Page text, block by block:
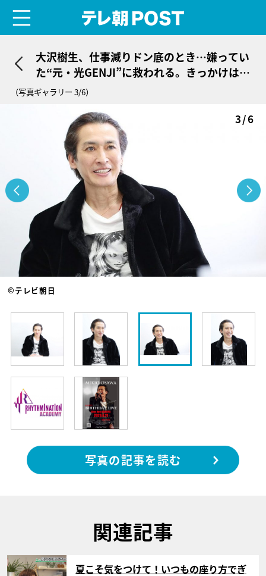
大沢樹生、仕事減りドン底のとき…嫌ってい
た“元・光GENJI”に救われる。きっかけは中
野での「ある出来事」
（写真ギャラリー 3/6）
3/6
©テレビ朝日
写真の記事を読む
関連記事
サムネイル
夏こそ気をつけて！いつもの座り方でぎ